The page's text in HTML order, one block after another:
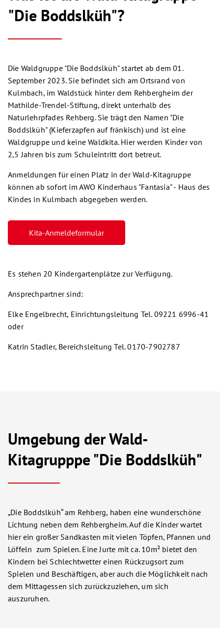
"Die Boddslküh"?
Die Waldgruppe "Die Boddslküh" startet ab dem 01.
September 2023. Sie befindet sich am Ortsrand von
Kulmbach, im Waldstück hinter dem Rehbergheim der
Mathilde-Trendel-Stiftung, direkt unterhalb des
Naturlehrpfades Rehberg. Sie trägt den Namen "Die
Boddslküh" (Kieferzapfen auf fränkisch) und ist eine
Waldgruppe und keine Waldkita. Hier werden Kinder von
2,5 Jahren bis zum Schuleintritt dort betreut.
Anmeldungen für einen Platz in der Wald-Kitagruppe
können ab sofort im AWO Kinderhaus "Fantasia" - Haus des
Kindes in Kulmbach abgegeben werden.
Kita-Anmeldeformular
Es stehen 20 Kindergartenplätze zur Verfügung.
Ansprechpartner sind:
Elke Engelbrecht, Einrichtungsleitung Tel. 09221 6996-41
oder
Katrin Stadler, Bereichsleitung Tel. 0170-7902787
Umgebung der Wald-
Kitagrupppe "Die Boddslküh"
„Die Boddslküh“ am Rehberg, haben eine wunderschöne
Lichtung neben dem Rehbergheim. Auf die Kinder wartet
hier ein großer Sandkasten mit vielen Töpfen, Pfannen und
Löffeln zum Spielen. Eine Jurte mit ca. 10m² bietet den
Kindern bei Schlechtwetter einen Rückzugsort zum
Spielen und Beschäftigen, aber auch die Möglichkeit nach
dem Mittagessen sich zurückzuziehen, um sich
auszuruhen.